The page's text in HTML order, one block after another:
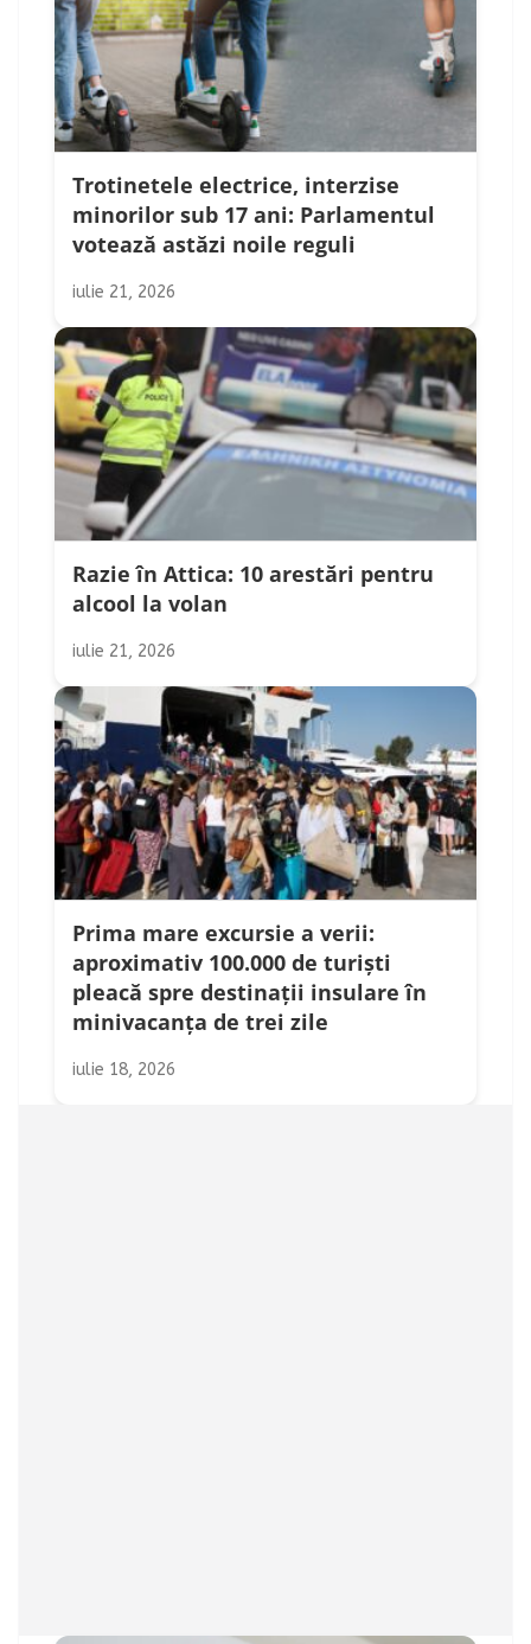
Trotinetele electrice, interzise
minorilor sub 17 ani: Parlamentul
votează astăzi noile reguli
iulie 21, 2026
Razie în Attica: 10 arestări pentru
alcool la volan
iulie 21, 2026
Prima mare excursie a verii:
aproximativ 100.000 de turiști
pleacă spre destinații insulare în
minivacanța de trei zile
iulie 18, 2026